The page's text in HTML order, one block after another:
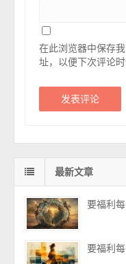
在此浏览器中保存
址，以便下次评论时
最新文章
要福利
要福利